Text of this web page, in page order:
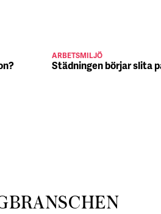
ARBETSMILJÖ
Städningen börjar slita